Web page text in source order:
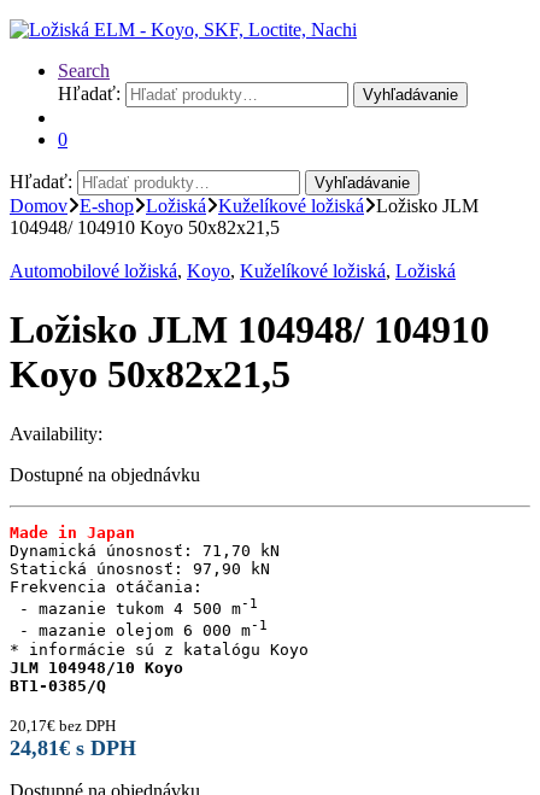
Search
Hľadať:
Vyhľadávanie
0
Hľadať: Vyhľadávanie
Domov E-shop Ložiská Kuželíkové ložiská
Ložisko JLM
104948/ 104910 Koyo 50x82x21,5
Automobilové ložiská, Koyo, Kuželíkové ložiská, Ložiská
Ložisko JLM 104948/ 104910
Koyo 50x82x21,5
Availability:
Dostupné na objednávku
Made in Japan
Dynamická únosnosť: 71,70 kN
Statická únosnosť: 97,90 kN
Frekvencia otáčania:
- mazanie tukom 4 500 m
- mazanie olejom 6 000 m
JLM 104948/10 Koyo
20,17€ bez DPH
24,81€ s DPH
Dostupné na objednávku